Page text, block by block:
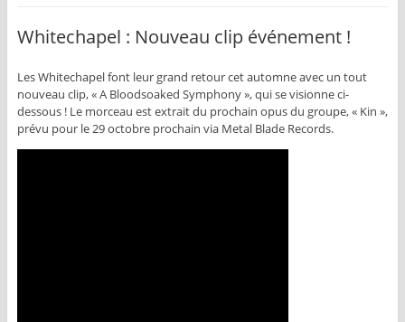
Whitechapel : Nouveau clip événement !
Les Whitechapel font leur grand retour cet automne avec un tout
nouveau clip, « A Bloodsoaked Symphony », qui se visionne ci-
dessous ! Le morceau est extrait du prochain opus du groupe, « Kin »,
prévu pour le 29 octobre prochain via Metal Blade Records.